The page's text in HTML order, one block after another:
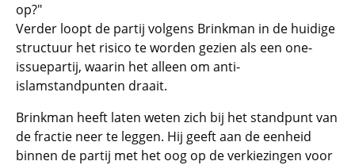
op?"
Verder loopt de partij volgens Brinkman in de huidige
structuur het risico te worden gezien als een one-
issuepartij, waarin het alleen om anti-
islamstandpunten draait.
Brinkman heeft laten weten zich bij het standpunt van
de fractie neer te leggen. Hij geeft aan de eenheid
binnen de partij met het oog op de verkiezingen voor